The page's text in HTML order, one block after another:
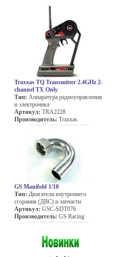
Traxxas TQ Transmitter 2.4GHz 2-
channel TX Only
Тип: Аппаратура радиоуправления
и электроника
Артикул: TRA2228
Производитель: Traxxas
GS Manifold 1/10
Тип: Двигатели внутреннего
сгорания (ДВС) и запчасти
Артикул: GSC-SDT076
Производитель: GS Racing